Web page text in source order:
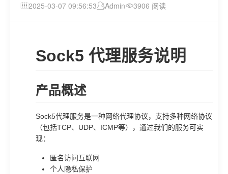
2025-03-07 09:56:53 Admin 3906 阅读
Sock5 代理服务说明
产品概述
Sock5代理服务是一种网络代理协议，支持多种网络协议
（包括TCP、UDP、ICMP等），通过我们的服务可实
现：
匿名访问互联网
个人隐私保护